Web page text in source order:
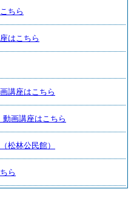
ちら
はこちら
講座はこちら
画講座はこちら
松林公民館）
ら